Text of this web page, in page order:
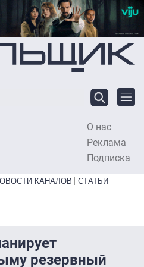
О нас
Реклама
Подписка
КАНАЛОВ
СТАТЬИ
резервный